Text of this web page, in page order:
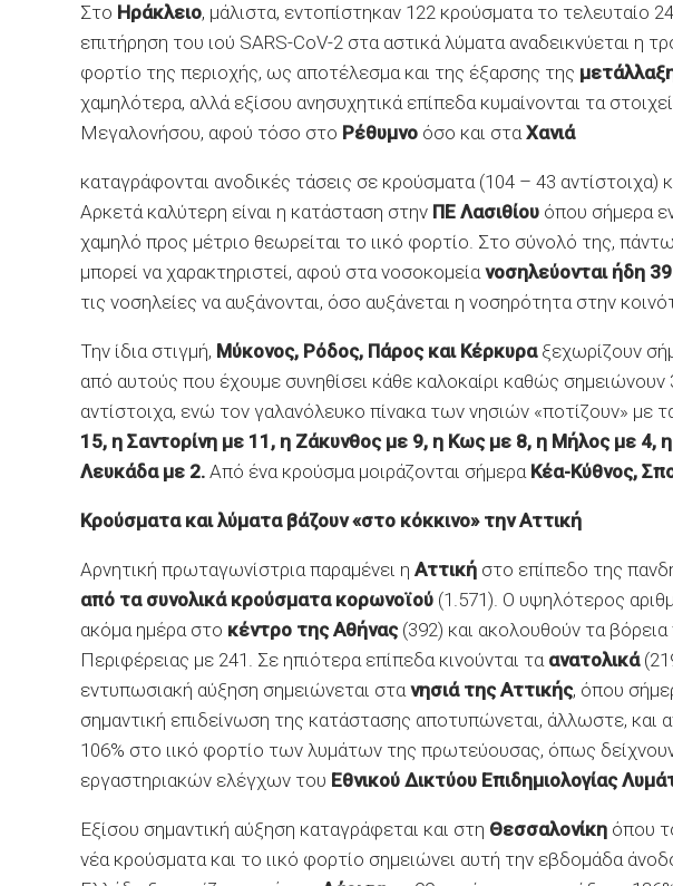
Στο Ηράκλειο, μάλιστα, εντοπίστηκαν 122 κρούσματα το τελευταίο
επιτήρηση του ιού SARS-CoV-2 στα αστικά λύματα αναδεικνύεται η
φορτίο της περιοχής, ως αποτέλεσμα και της έξαρσης της
χαμηλότερα, αλλά εξίσου ανησυχητικά επίπεδα κυμαίνονται τα
Μεγαλονήσου, αφού τόσο στο Ρέθυμνο όσο και σταΧανιά
καταγράφονται ανοδικές τάσεις σε κρούσματα (104 – 43 αντίστοιχα)
Αρκετά καλύτερη είναι η κατάσταση στην ΠΕ Λασιθίου όπου σήμερα
χαμηλό προς μέτριο θεωρείται το ιικό φορτίο. Στο σύνολό της,
μπορεί να χαρακτηριστεί, αφού στα νοσοκομείανοσηλεύονται ήδη
τις νοσηλείες να αυξάνονται, όσο αυξάνεται η νοσηρότητα στην
Την ίδια στιγμή, Μύκονος, Ρόδος, Πάρος και Κέρκυραξεχωρίζουν
από αυτούς που έχουμε συνηθίσει κάθε καλοκαίρι καθώς σημειώνουν
αντίστοιχα, ενώ τον γαλανόλευκο πίνακα των νησιών «ποτίζουν» με
15, η Σαντορίνη με 11, η Ζάκυνθος με 9, η Κως με 8, η Μήλος με 4,
Λευκάδα με 2. Από ένα κρούσμα μοιράζονται σήμερα Κέα-Κύθνος,
Κρούσματα και λύματα βάζουν «στο κόκκινο» την Αττική
Αρνητική πρωταγωνίστρια παραμένει η Αττική στο επίπεδο της
από τα συνολικά κρούσματα κορωνοϊού (1.571). Ο υψηλότερος
ακόμα ημέρα στο κέντρο της Αθήνας(392) και ακολουθούν τα βόρεια
Περιφέρειας με 241. Σε ηπιότερα επίπεδα κινούνται τα ανατολικά
εντυπωσιακή αύξηση σημειώνεται στανησιά της Αττικής, όπου
σημαντική επιδείνωση της κατάστασης αποτυπώνεται, άλλωστε, και
106% στο ιικό φορτίο των λυμάτων της πρωτεύουσας, όπως
εργαστηριακών ελέγχων του Εθνικού Δικτύου Επιδημιολογίας
Εξίσου σημαντική αύξηση καταγράφεται και στη Θεσσαλονίκη όπου
νέα κρούσματα και το ιικό φορτίο σημειώνει αυτή την εβδομάδα